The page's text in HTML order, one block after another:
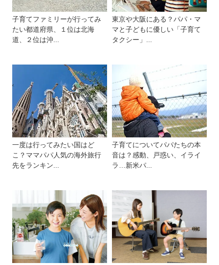
子育てファミリーが行ってみ
たい都道府県、１位は北海
道、２位は沖...
東京や大阪にある？パパ・マ
マと子どもに優しい「子育て
タクシー」...
一度は行ってみたい国はど
こ？ママパパ人気の海外旅行
先をランキン...
子育てについてパパたちの本
音は？感動、戸惑い、イライ
ラ…新米パ...